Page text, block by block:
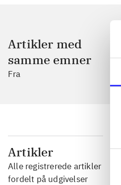
Artikler med
samme emner
Fra
Artikler
Alle registrerede artikler
fordelt på udgivelser